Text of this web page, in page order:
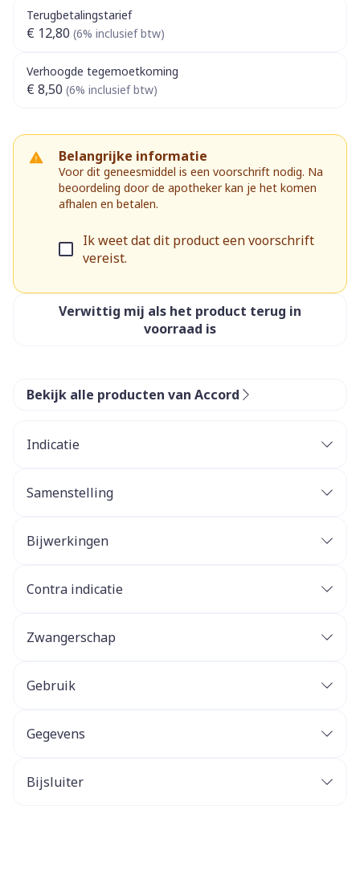
Terugbetalingstarief
€ 12,80 (6% inclusief btw)
Verhoogde tegemoetkoming
€ 8,50 (6% inclusief btw)
Belangrijke informatie
Voor dit geneesmiddel is een voorschrift nodig. Na
beoordeling door de apotheker kan je het komen
afhalen en betalen.
Ik weet dat dit product een voorschrift
vereist.
Verwittig mij als het product terug in
voorraad is
Bekijk alle producten van Accord
Indicatie
Samenstelling
Bijwerkingen
Contra indicatie
Zwangerschap
Gebruik
Gegevens
Bijsluiter